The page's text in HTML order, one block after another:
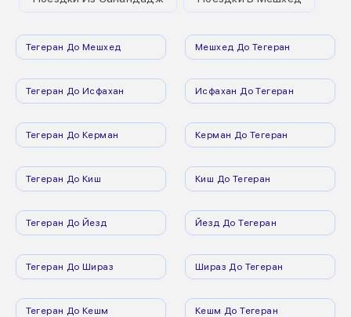
Тегеран До Мешхед Мешхед До Тегеран
Тегеран До Исфахан Исфахан До Тегеран
Тегеран До Керман Керман До Тегеран
Тегеран До Киш Киш До Тегеран
Тегеран До Йезд Йезд До Тегеран
Тегеран До Шираз Шираз До Тегеран
Тегеран До Кешм Кешм До Тегеран